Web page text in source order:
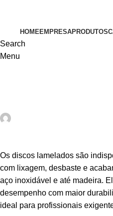
HOMEEMPRESAPRODUTOS
Search
Menu
Os discos lamelados são
com lixagem, desbaste e
aço inoxidável e até madeira.
desempenho com maior
ideal para profissionais